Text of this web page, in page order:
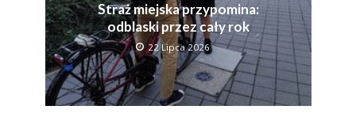
Straż miejska przypomina:
odblaski przez cały rok
22 Lipca 2026